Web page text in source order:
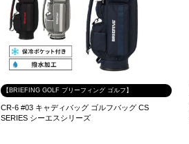
【BRIEFING GOLF ブリーフィング ゴルフ】
CR-6 #03 キャディバッグ ゴルフバッグ CS
SERIES シーエスシリーズ